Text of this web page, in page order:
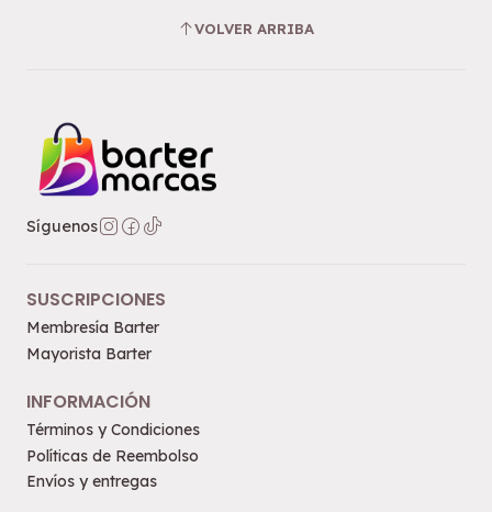
VOLVER ARRIBA
Síguenos
SUSCRIPCIONES
Membresía Barter
Mayorista Barter
INFORMACIÓN
Términos y Condiciones
Políticas de Reembolso
Envíos y entregas